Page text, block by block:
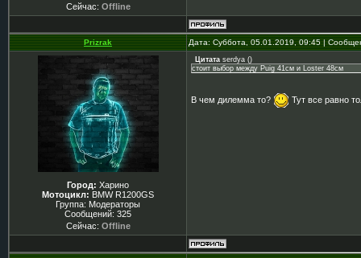
Сейчас: Offline
Prizrak Дата: Суббота, 05.01.2019, 09:45 |
Город: Харино
Мотоцикл: BMW R1200GS
Группа: Модераторы
Сообщений: 325
Сейчас: Offline
Цитата serdya ()
стоит выбор между Puig 41см и Loster 48см
В чем дилемма то? Тут все равно